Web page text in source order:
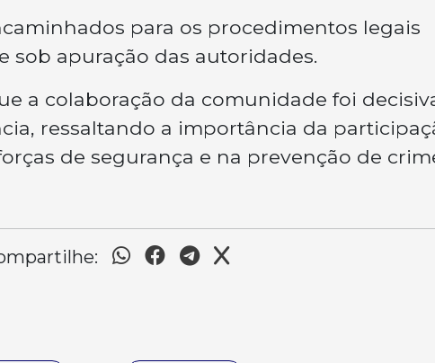
para os procedimentos legais
sob apuração das autoridades.
a colaboração da comunidade foi
ressaltando a importância da
de segurança e na prevenção de